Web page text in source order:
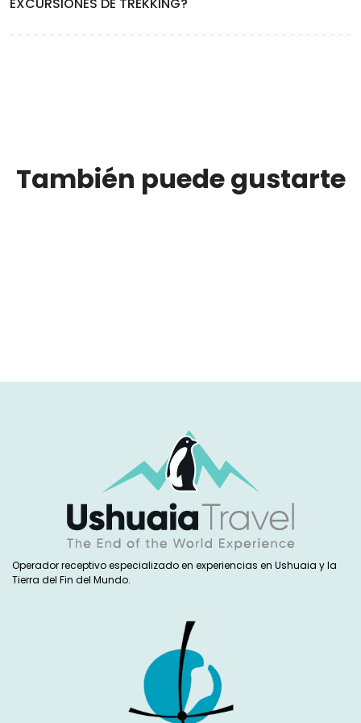
telefónica ni datos.
También puede gustarte
Operador receptivo especializado en experiencias en Ushuaia y la
Tierra del Fin del Mundo.